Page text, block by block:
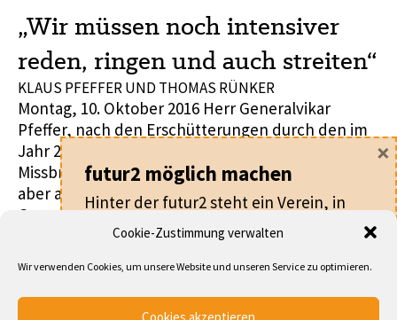
Cookie-Zustimmung verwalten
Wir verwenden Cookies, um unsere Website und unseren Service zu optimieren.
Cookies akzeptieren
„Wir müssen noch intensiver
reden, ringen und auch streiten“
KLAUS PFEFFER UND THOMAS RÜNKER
Montag, 10. Oktober 2016 Herr Generalvikar
Pfeffer, nach den Erschütterungen durch den im
Jahr 2010 bekannt gewordenen
Missbrauchsskandal hat es in vielen Bistümern –
aber auch bundesweit – intensive
Gesprächsprozesse gegeben. Was haben diese
Gespräche gebracht? Für unser Ruhrbistum
den Deckel von einem brodelnden Kochtopf
genommen haben. Es …
futur2 möglich machen
Hinter der futur2 steht ein Verein, in
dem alle ehrenamtlich arbeiten.
Für nur20 €pro Jahr machen Sie als
sondern werden auch Teil eines
×